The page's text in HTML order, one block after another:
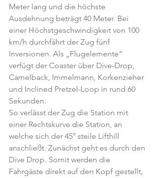
Meter lang und die höchste
Ausdehnung beträgt 40 Meter. Bei
einer Höchstgeschwindigkeit von 100
km/h durchfährt der Zug fünf
Inversionen. Als „Flugelemente“
verfügt der Coaster über Dive-Drop,
Camelback, Immelmann, Korkenzieher
und Inclined Pretzel-Loop in rund 60
Sekunden.
So verlässt der Zug die Station mit
einer Rechtskurve die Station, an
welche sich der 45° steile Lifthill
anschließt. Zunächst geht es durch den
Dive Drop. Somit werden die
Fahrgäste direkt auf den Kopf gestellt,